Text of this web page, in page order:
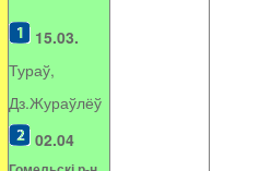
15.03.
Тураў,
Дз.Жураўлёў
02.04